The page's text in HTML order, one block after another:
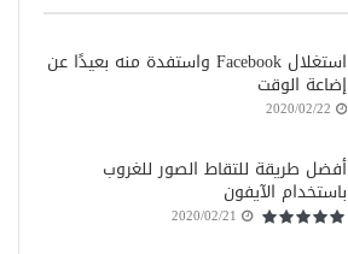
استغلال Facebook واستفدة منه بعيدًا عن
إضاعة الوقت
2020/02/22
أفضل طريقة للتقاط الصور للغروب
باستخدام الآيفون
2020/02/21